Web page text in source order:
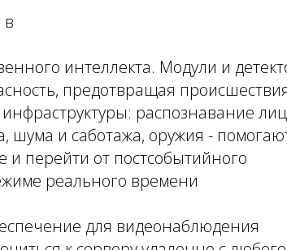
в
интеллекта. Модули и
предотвращая
распознавание
шума и саботажа, оружия -
перейти от постсобытийного
реального времени
для видеонаблюдения